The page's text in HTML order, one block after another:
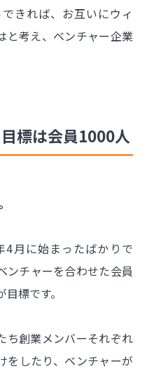
きれば、お互いにウィ
と考え、ベンチャー企業
標は会員1000人
4月に始まったばかりで
ンチャーを合わせた会員
標です。
ち創業メンバーそれぞれ
をしたり、ベンチャーが